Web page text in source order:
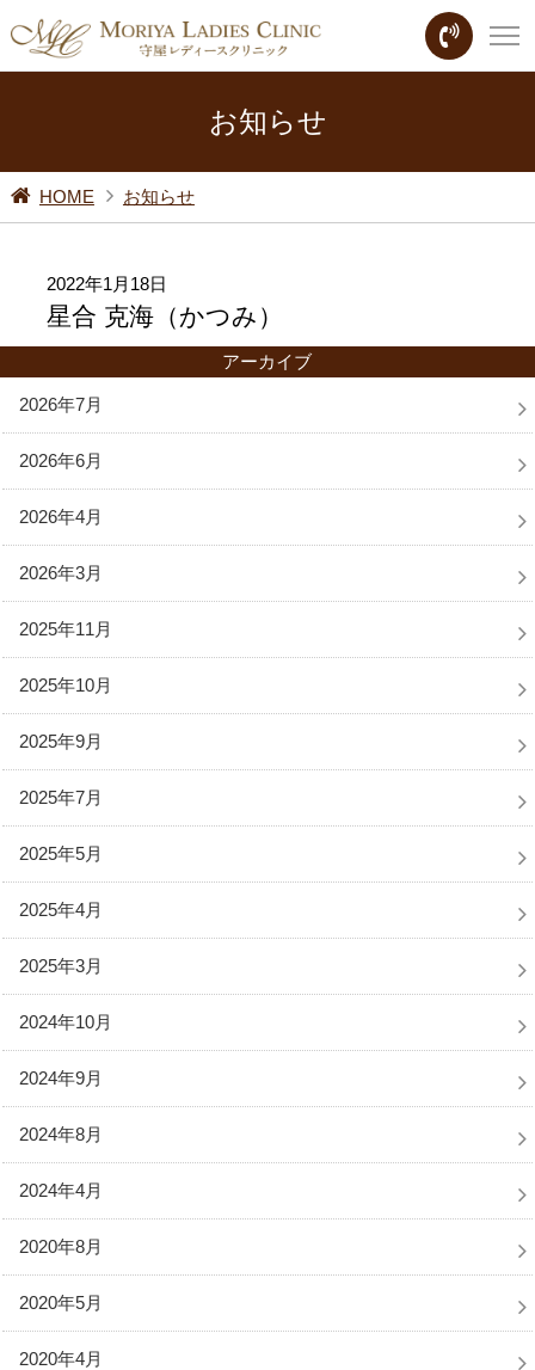
お知らせ
HOME お知らせ
2022年1月18日
星合 克海（かつみ）
アーカイブ
2026年7月
2026年6月
2026年4月
2026年3月
2025年11月
2025年10月
2025年9月
2025年7月
2025年5月
2025年4月
2025年3月
2024年10月
2024年9月
2024年8月
2024年4月
2020年8月
2020年5月
2020年4月